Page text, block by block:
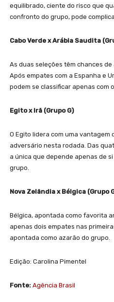
equilibrado, ciente do risco que
confronto do grupo, pode
Cabo Verde x Arábia Saudita
As duas seleções têm chances
Após empates com a Espanha e
podem se classificar apenas com
Egito x Irã (Grupo G)
O Egito lidera com uma vantagem
adversário nesta rodada. Das
a única que depende apenas de
grupo.
Nova Zelândia x Bélgica (Grupo
Bélgica, apontada como favorita
apenas dois empates nas
apontada como azarão do grupo.
Edição: Carolina Pimentel
Fonte: Agência Brasil